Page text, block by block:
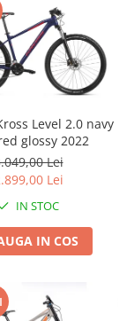
Level 2.0 navy
glossy 2022
Lei
Lei
IN STOC
IN COS